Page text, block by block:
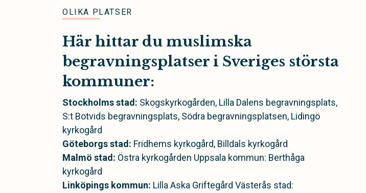
OLIKA PLATSER
Här hittar du muslimska
begravningsplatser i Sveriges största
kommuner:
Stockholms stad: Skogskyrkogården, Lilla Dalens begravningsplats,
S:t Botvids begravningsplats, Södra begravningsplatsen, Lidingö
kyrkogård
Göteborgs stad: Fridhems kyrkogård, Billdals kyrkogård
Malmö stad: Östra kyrkogården Uppsala kommun: Berthåga
kyrkogård
Linköpings kommun: Lilla Aska Griftegård Västerås stad: